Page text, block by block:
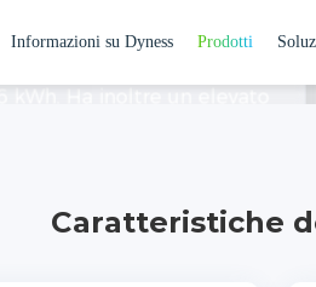
Informazioni su Dyness Prodotti
Ha inoltre un elevato
Caratteristiche